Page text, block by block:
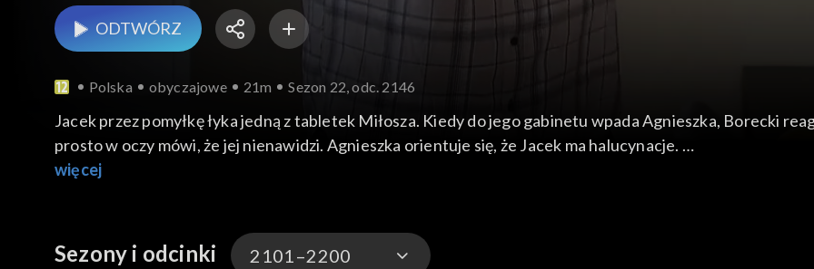
ODTWÓRZ
Polska obyczajowe 21m Sezon 22, odc. 2146
Jacek przez pomyłkę łyka jedną z tabletek Miłosza. Kiedy do jego gabinetu wpada Agnieszka, Borecki
prosto w oczy mówi, że jej nienawidzi. Agnieszka orientuje się, że Jacek ma halucynacje.
Miłosz pojawia się na zajęciach w szkole tańca wcześniej, żeby poćwiczyć z Martą podstawowe kroki.
Pawełkowi, żeby nigdy nie brał od niego pigułek, ani żadnych cukierków.
więcej
Sezony i odcinki 2101–2200